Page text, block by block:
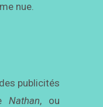
nue.
publicités
Nathan, ou